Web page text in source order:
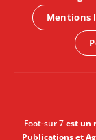
Mentions
Foot-sur 7est un
Publications et